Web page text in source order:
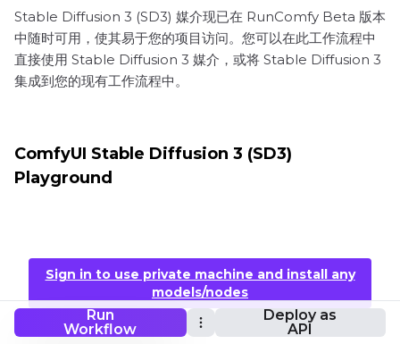
Run
Workflow
Deploy as
API
Stable Diffusion 3 (SD3) 媒介现已在 RunComfy Beta 版本
中随时可用，使其易于您的项目访问。您可以在此工作流程中
直接使用 Stable Diffusion 3 媒介，或将 Stable Diffusion 3
集成到您的现有工作流程中。
ComfyUI Stable Diffusion 3 (SD3)
Playground
Sign in to use private machine and install any
models/nodes